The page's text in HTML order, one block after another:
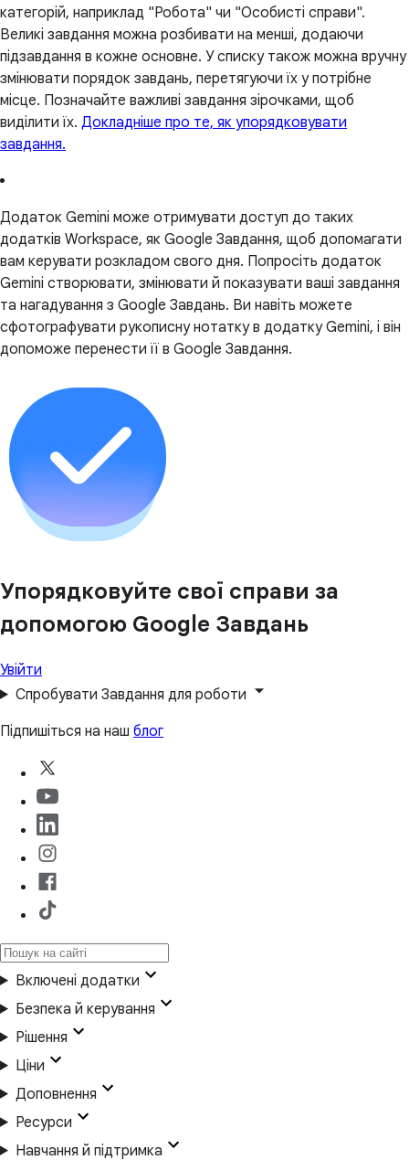
категорій, наприклад "Робота" чи "Особисті справи".
Великі завдання можна розбивати на менші, додаючи
підзавдання в кожне основне. У списку також можна вручну
змінювати порядок завдань, перетягуючи їх у потрібне
місце. Позначайте важливі завдання зірочками, щоб
виділити їх. Докладніше про те, як упорядковувати
завдання.
Додаток Gemini може отримувати доступ до таких
додатків Workspace, як Google Завдання, щоб допомагати
вам керувати розкладом свого дня. Попросіть додаток
Gemini створювати, змінювати й показувати ваші завдання
та нагадування з Google Завдань. Ви навіть можете
сфотографувати рукописну нотатку в додатку Gemini, і він
допоможе перенести її в Google Завдання.
Упорядковуйте свої справи за
допомогою Google Завдань
Увійти
Спробувати Завдання для роботи
Підпишіться на наш блог
Включені додатки
Безпека й керування
Рішення
Ціни
Доповнення
Ресурси
Навчання й підтримка